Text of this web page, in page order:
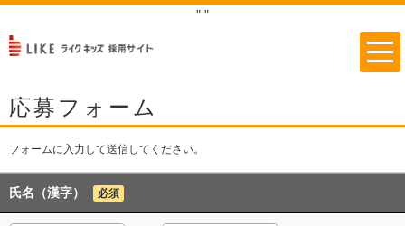
" "
応募フォーム
フォームに入力して送信してください。
氏名（漢字） 必須